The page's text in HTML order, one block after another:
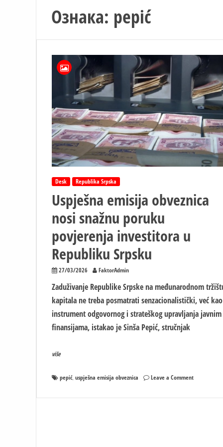
Ознака: pepić
Desk Republika Srpska
Uspješna emisija obveznica
nosi snažnu poruku
povjerenja investitora u
Republiku Srpsku
27/03/2026 FaktorAdmin
Zaduživanje Republike Srpske na međunarodnom
kapitala ne treba posmatrati senzacionalistički, već kao
instrument odgovornog i strateškog upravljanja javnim
finansijama, istakao je Sinša Pepić, stručnjak
više
pepić, uspješna emisija obveznica Leave a Commenton
emisija